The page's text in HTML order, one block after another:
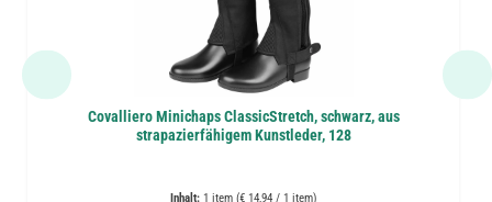
Covalliero Minichaps ClassicStretch, schwarz, aus
strapazierfähigem Kunstleder, 128
Inhalt: 1 item (€ 14,94 / 1 item)